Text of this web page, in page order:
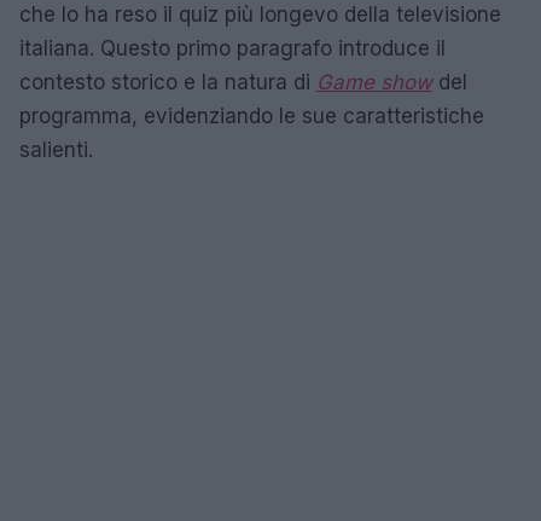
che lo ha reso il quiz più longevo della televisione
italiana. Questo primo paragrafo introduce il
contesto storico e la natura di Game showdel
programma, evidenziando le sue caratteristiche
salienti.